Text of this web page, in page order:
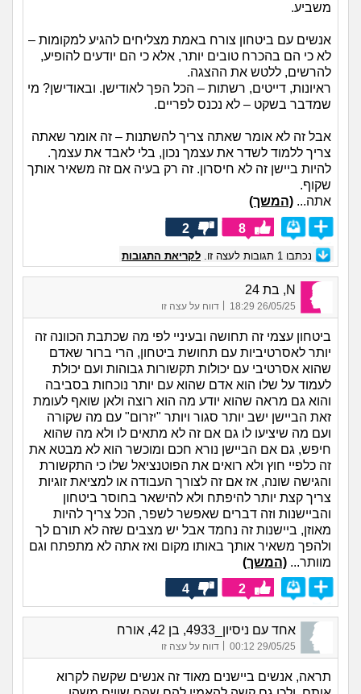
משביע.
אנשים עם ביטחון צורח באמת מצליחים להגיע למקומות –
לא כי הם בהכרח טובים יותר, אלא כי הם יודעים להופיע,
להרשים, ללטש את ההצגה.
ראיונות, דייטים, רשתות – הכל הפך לאודישן. ובאודישן? מי
שמדבר בשקט – לא נכנס לפריים.
אבל זה לא אומר שאתה צריך להשתנות – זה אומר שאתה
צריך ללמוד לשדר את עצמך נכון, בלי לאבד את עצמך.
להיות ביישן זה לא חיסרון. זה רק בעיה אם זה משאיר אותך
שקוף.
אתה... (המשך)
8
2
נכתבו 1 תגובות לעצה זו. לקריאת התגובות
N, בת 24
26/05/25 18:29
| דווח על עצה זו
ביטחון עצמי זה תחושה ובעיניי לפי מה שכתבת הכוונה זה
יותר לאסרטיביות עם תחושת ביטחון, הרי ברור שאדם
שהוא אסרטיבי עם יכולות תקשורות גבוהות ועם יכולת
לעמוד על שלו הוא אדם שהוא עם יותר נוכחות בסביבה
והוא גם מראה שהוא יודע מה הוא רוצה ולאן שואף לעומת
זאת הביישן ישב יותר סגור ויותר "יזרום" עם מה שקורה
ועם מה שיציעו לו גם אם זה לא מתאים לו ולא מה שהוא
חיפש, גם אם הביישן נורא חכם ומוכשר הוא לא מבטא את
זה כלפיי חוץ ולא רואים את הפוטנציאל שלו כי התקשורת
והגישה שונה, אז אם זה לצורך העבודה או למציאת זוגיות
צריך קצת יותר להיפתח ולא להישאר בחוסר ביטחון
והביישנות וזה דברים שאפשר לשפר, הכל צריך להיות
מאוזן, ביישנות זה נחמד אבל יש מצבים שזה לא תורם לך
ולהפך משאיר אותך באותו מקום ואז אתה לא מתפתח וגם
מוותר... (המשך)
2
4
אחד עם ניסיון_4933, בן 42, אורח
29/05/25 00:12
| דווח על עצה זו
תראה, אנשים ביישנים מאוד זה אנשים שקשה לקרוא